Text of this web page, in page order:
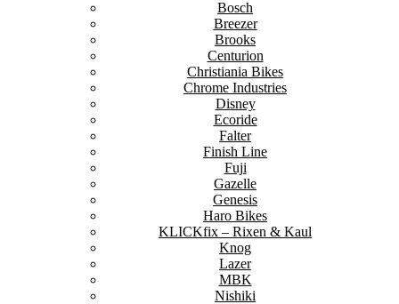
Bosch
Breezer
Brooks
Centurion
Christiania Bikes
Chrome Industries
Disney
Ecoride
Falter
Finish Line
Fuji
Gazelle
Genesis
Haro Bikes
KLICKfix – Rixen & Kaul
Knog
Lazer
MBK
Nishiki